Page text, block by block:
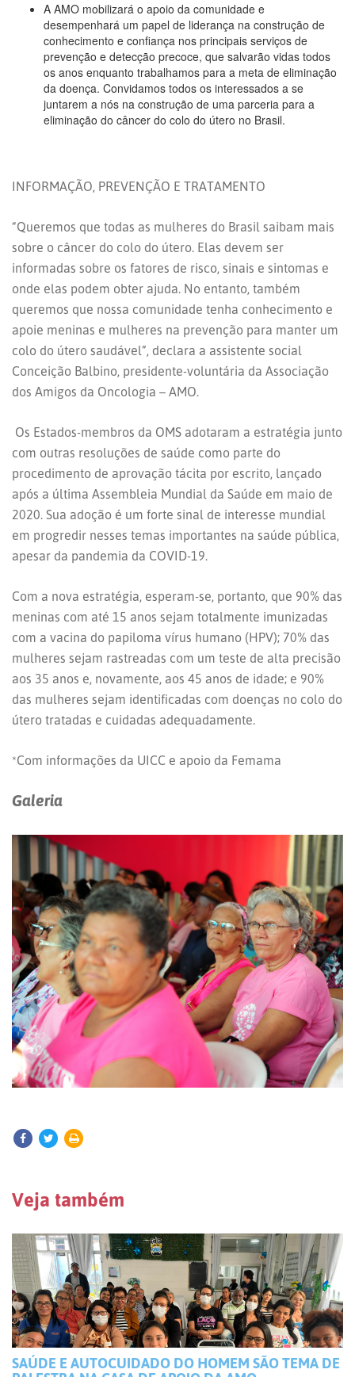
A AMO mobilizará o apoio da comunidade e
desempenhará um papel de liderança na construção de
conhecimento e confiança nos principais serviços de
prevenção e detecção precoce, que salvarão vidas todos
os anos enquanto trabalhamos para a meta de eliminação
da doença. Convidamos todos os interessados a se
juntarem a nós na construção de uma parceria para a
eliminação do câncer do colo do útero no Brasil.
INFORMAÇÃO, PREVENÇÃO E TRATAMENTO
“Queremos que todas as mulheres do Brasil saibam mais
sobre o câncer do colo do útero. Elas devem ser
informadas sobre os fatores de risco, sinais e sintomas e
onde elas podem obter ajuda. No entanto, também
queremos que nossa comunidade tenha conhecimento e
apoie meninas e mulheres na prevenção para manter um
colo do útero saudável”, declara a assistente social
Conceição Balbino, presidente-voluntária da Associação
dos Amigos da Oncologia – AMO.
Os Estados-membros da OMS adotaram a estratégia junto
com outras resoluções de saúde como parte do
procedimento de aprovação tácita por escrito, lançado
após a última Assembleia Mundial da Saúde em maio de
2020. Sua adoção é um forte sinal de interesse mundial
em progredir nesses temas importantes na saúde pública,
apesar da pandemia da COVID-19.
Com a nova estratégia, esperam-se, portanto, que 90% das
meninas com até 15 anos sejam totalmente imunizadas
com a vacina do papiloma vírus humano (HPV); 70% das
mulheres sejam rastreadas com um teste de alta precisão
aos 35 anos e, novamente, aos 45 anos de idade; e 90%
das mulheres sejam identificadas com doenças no colo do
útero tratadas e cuidadas adequadamente.
*Com informações da UICC e apoio da Femama
Galeria
Veja também
SAÚDE E AUTOCUIDADO DO HOMEM SÃO TEMA DE